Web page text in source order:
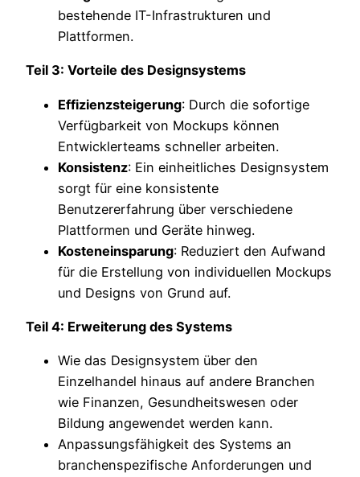
bestehende IT-Infrastrukturen und
Plattformen.
Teil 3: Vorteile des Designsystems
Effizienzsteigerung: Durch die sofortige
Verfügbarkeit von Mockups können
Entwicklerteams schneller arbeiten.
Konsistenz: Ein einheitliches Designsystem
sorgt für eine konsistente
Benutzererfahrung über verschiedene
Plattformen und Geräte hinweg.
Kosteneinsparung: Reduziert den Aufwand
für die Erstellung von individuellen Mockups
und Designs von Grund auf.
Teil 4: Erweiterung des Systems
Wie das Designsystem über den
Einzelhandel hinaus auf andere Branchen
wie Finanzen, Gesundheitswesen oder
Bildung angewendet werden kann.
Anpassungsfähigkeit des Systems an
branchenspezifische Anforderungen und